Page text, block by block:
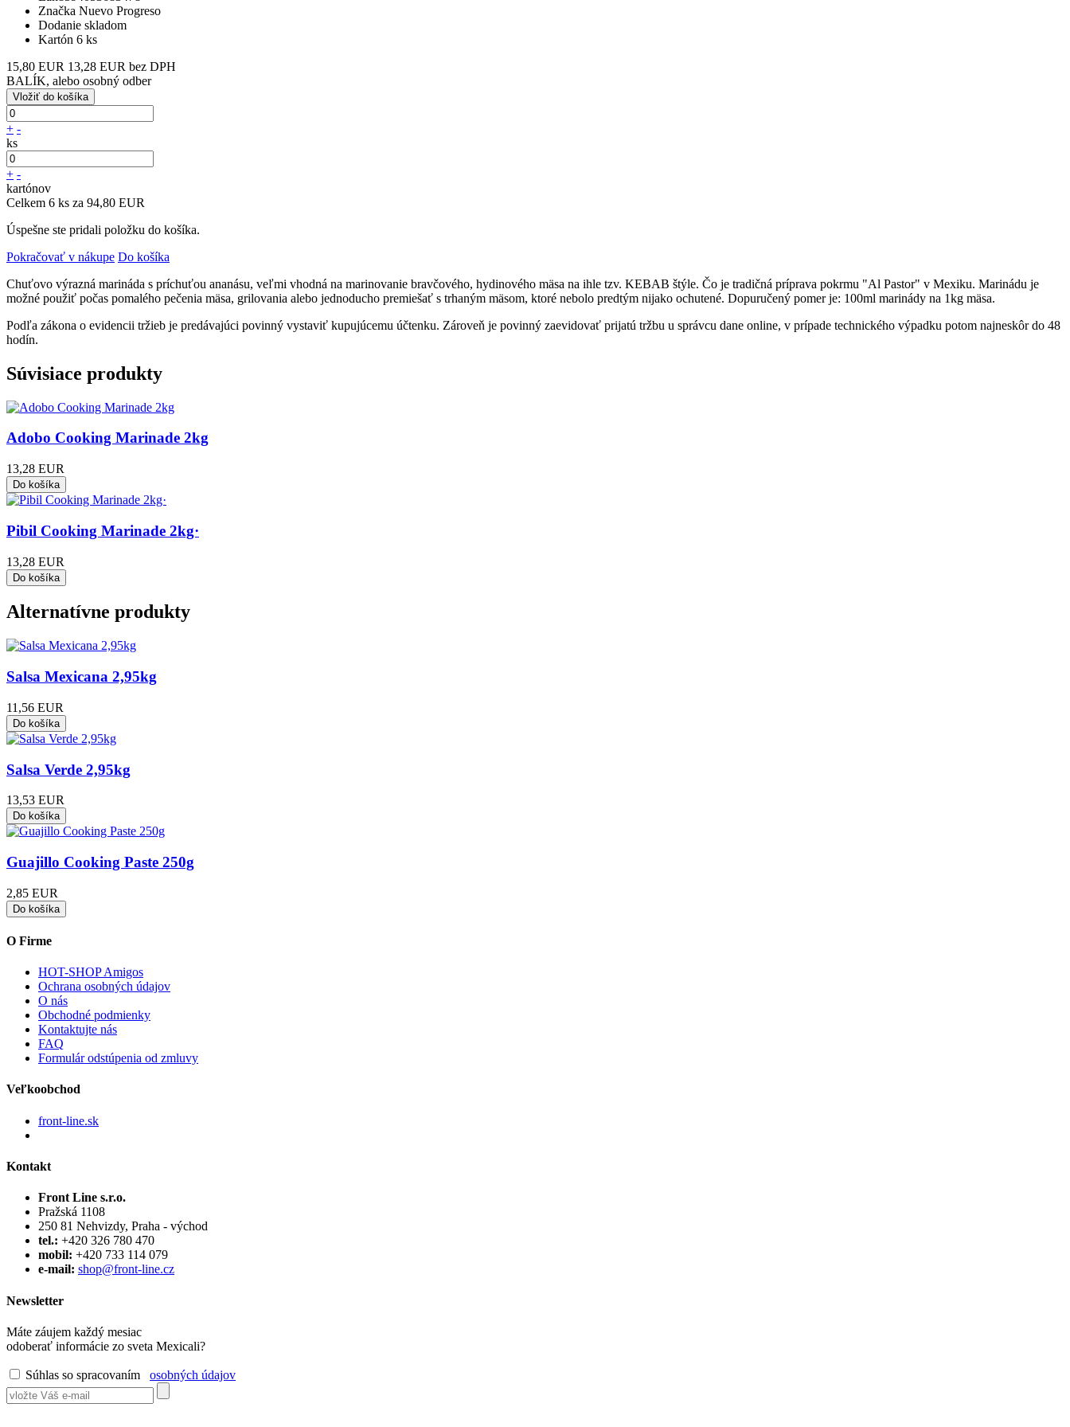
Značka Nuevo Progreso
Dodanie skladom
Kartón 6 ks
15,80 EUR 13,28 EUR bez DPH
BALÍK, alebo osobný odber
+ -
ks
+ -
kartónov
Celkem 6 ks za 94,80 EUR
Úspešne ste pridali položku do košíka.
Pokračovať v nákupe Do košíka
Chuťovo výrazná marináda s príchuťou ananásu, veľmi vhodná na marinovanie bravčového, hydinového mäsa na ihle tzv. KEBAB štýle. Čo je tradičná príprava pokrmu "Al Pastor" v Mexiku. Marinádu je
možné použiť počas pomalého pečenia mäsa, grilovania alebo jednoducho premiešať s trhaným mäsom, ktoré nebolo predtým nijako ochutené. Dopuručený pomer je: 100ml marinády na 1kg mäsa.
Podľa zákona o evidencii tržieb je predávajúci povinný vystaviť kupujúcemu účtenku. Zároveň je povinný zaevidovať prijatú tržbu u správcu dane online, v prípade technického výpadku potom najneskôr do 48
hodín.
Súvisiace produkty
Adobo Cooking Marinade 2kg
13,28 EUR
Pibil Cooking Marinade 2kg·
13,28 EUR
Alternatívne produkty
Salsa Mexicana 2,95kg
11,56 EUR
Salsa Verde 2,95kg
13,53 EUR
Guajillo Cooking Paste 250g
2,85 EUR
O Firme
HOT-SHOP Amigos
Ochrana osobných údajov
O nás
Obchodné podmienky
Kontaktujte nás
FAQ
Formulár odstúpenia od zmluvy
Veľkoobchod
front-line.sk
Kontakt
Front Line s.r.o.
Pražská 1108
250 81 Nehvizdy, Praha - východ
tel.: +420 326 780 470
mobil: +420 733 114 079
e-mail: shop@front-line.cz
Newsletter
Máte záujem každý mesiac
odoberať informácie zo sveta Mexicali?
Súhlas so spracovaním osobných údajov